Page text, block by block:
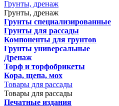
Грунты, дренаж
Грунты, дренаж
Грунты специализированные
Грунты для рассады
Компоненты для грунтов
Грунты универсальные
Дренаж
Торф и торфобрикеты
Кора, щепа, мох
Товары для рассады
Товары для рассады
Печатные издания